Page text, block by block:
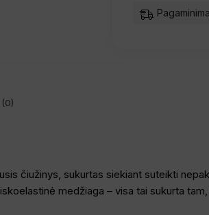
čiužinys, sukurtas siekiant suteikti
medžiaga – visa tai sukurta